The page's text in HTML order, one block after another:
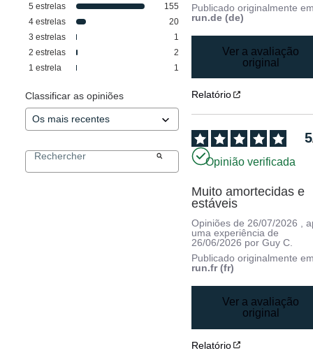
5 estrelas
155
4 estrelas
20
3 estrelas
1
2 estrelas
2
1 estrela 1
Classificar as opiniões
Publicado originalmente
run.de (de)
Ver a avaliação
original
Relatório
5
Opinião verificada
Muito amortecidas e
estáveis
Opiniões de26/07/2026 ,
uma experiência de
26/06/2026 porGuy C.
Publicado originalmente
run.fr (fr)
Ver a avaliação
original
Relatório